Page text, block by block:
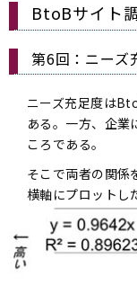
BtoBサイト
第6回：ニーズ
ニーズ充足度は
ある。一方、企業
ころである。
そこで両者の関係
横軸にプロットし